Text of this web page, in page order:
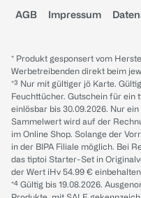
AGB Impressum
* Produkt gesponsert vom
Werbetreibenden direkt beim
*³ Nur mit gültiger jö Karte.
Feuchttücher. Gutschein für ein
einlösbar bis 30.09.2026. Nur
Sammelwert wird auf der
im Online Shop. Solange der
in der BIPA Filiale möglich. Bei
das tiptoi Starter-Set in
der Wert iHv 54.99 €
*⁴ Gültig bis 19.08.2026.